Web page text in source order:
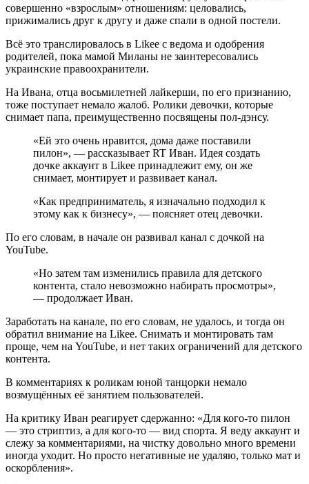
совершенно «взрослым» отношениям: целовались,
прижимались друг к другу и даже спали в одной постели.
Всё это транслировалось в Likee с ведома и одобрения
родителей, пока мамой Миланы не заинтересовались
украинские правоохранители.
На Ивана, отца восьмилетней лайкерши, по его признанию,
тоже поступает немало жалоб. Ролики девочки, которые
снимает папа, преимущественно посвящены пол-дэнсу.
«Ей это очень нравится, дома даже поставили
пилон», — рассказывает RT Иван. Идея создать
дочке аккаунт в Likee принадлежит ему, он же
снимает, монтирует и развивает канал.
«Как предприниматель, я изначально подходил к
этому как к бизнесу», — поясняет отец девочки.
По его словам, в начале он развивал канал c дочкой на
YouTube.
«Но затем там изменились правила для детского
контента, стало невозможно набирать просмотры»,
— продолжает Иван.
Заработать на канале, по его словам, не удалось, и тогда он
обратил внимание на Likee. Снимать и монтировать там
проще, чем на YouTube, и нет таких ограничений для детского
контента.
В комментариях к роликам юной танцорки немало
возмущённых её занятием пользователей.
На критику Иван реагирует сдержанно: «Для кого-то пилон
— это стриптиз, а для кого-то — вид спорта. Я веду аккаунт и
слежу за комментариями, на чистку довольно много времени
иногда уходит. Но просто негативные не удаляю, только мат и
оскорбления».